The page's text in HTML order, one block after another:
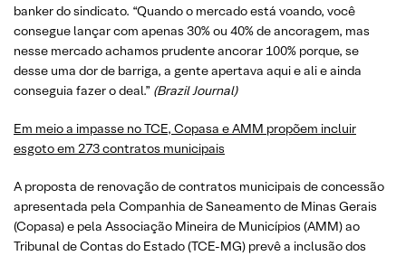
banker do sindicato. “Quando o mercado está voando, você
consegue lançar com apenas 30% ou 40% de ancoragem, mas
nesse mercado achamos prudente ancorar 100% porque, se
desse uma dor de barriga, a gente apertava aqui e ali e ainda
conseguia fazer o deal.” (Brazil Journal)
Em meio a impasse no TCE, Copasa e AMM propõem incluir
esgoto em 273 contratos municipais
A proposta de renovação de contratos municipais de concessão
apresentada pela Companhia de Saneamento de Minas Gerais
(Copasa) e pela Associação Mineira de Municípios (AMM) ao
Tribunal de Contas do Estado (TCE-MG) prevê a inclusão dos